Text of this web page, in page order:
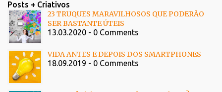
Posts + Criativos
23 TRUQUES MARAVILHOSOS QUE PODERÃO
SER BASTANTE ÚTEIS
13.03.2020 - 0 Comments
VIDA ANTES E DEPOIS DOS SMARTPHONES
18.09.2019 - 0 Comments